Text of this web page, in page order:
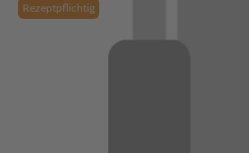
Rezeptpflichtig